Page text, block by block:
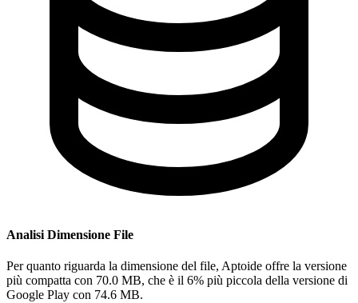
Analisi Dimensione File
Per quanto riguarda la dimensione del file, Aptoide offre la versione
più compatta con 70.0 MB, che è il 6% più piccola della versione di
Google Play con 74.6 MB.